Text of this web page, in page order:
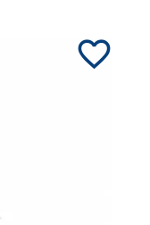
favorite_border